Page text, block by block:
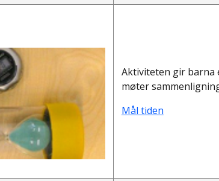
Aktiviteten gir barna
møter
Mål tiden